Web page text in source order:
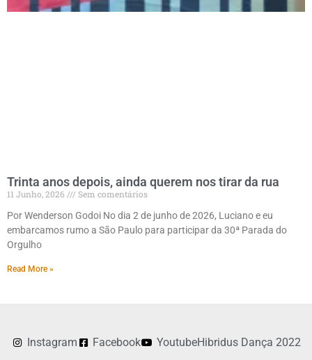
Trinta anos depois, ainda querem nos tirar da rua
11 Junho, 2026
Sem comentários
Por Wenderson Godoi No dia 2 de junho de 2026, Luciano e eu
embarcamos rumo a São Paulo para participar da 30ª Parada do
Orgulho
Read More »
Instagram Facebook YoutubeHibridus Dança 2022